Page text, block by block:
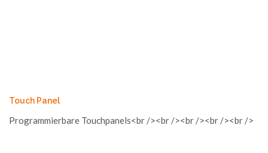
Touch Panel
Programmierbare Touchpanels<br /><br /><br /><br /><br />